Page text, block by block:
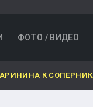
ФОТО / ВИДЕО
К